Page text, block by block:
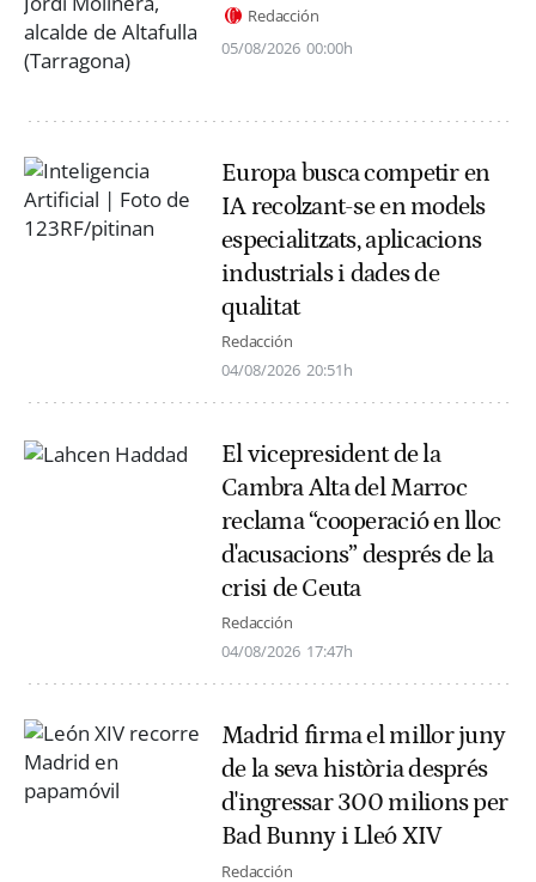
Redacción
05/08/2026 00:00h
Europa busca competir en
IA recolzant-se en models
especialitzats, aplicacions
industrials i dades de
qualitat
Redacción
04/08/2026 20:51h
El vicepresident de la
Cambra Alta del Marroc
reclama “cooperació en lloc
d'acusacions” després de la
crisi de Ceuta
Redacción
04/08/2026 17:47h
Madrid firma el millor juny
de la seva història després
d'ingressar 300 milions per
Bad Bunny i Lleó XIV
Redacción